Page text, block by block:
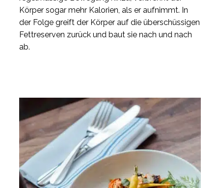
Körper sogar mehr Kalorien, als er aufnimmt. In
der Folge greift der Körper auf die überschüssigen
Fettreserven zurück und baut sie nach und nach
ab.